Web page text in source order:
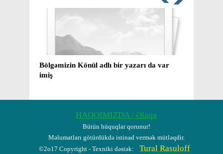
bir yazarı da var
Mirzə və Kişi adını layiqincə qoruyan
HAQQIMIZDA / Əlaqə
Bütün hüquqlar qorunur!
Məlumatları götürdükdə istinad vermək mütləqdir.
©2o17 Copyright - Texniki dəstək:
Tural Rasuloff